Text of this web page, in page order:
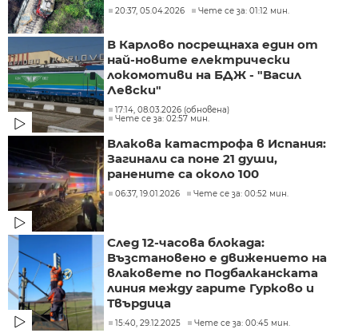
20:37, 05.04.2026 Чете се за: 01:12 мин.
В Карлово посрещнаха един от
най-новите електрически
локомотиви на БДЖ - "Васил
Левски"
17:14, 08.03.2026 (обновена)
Чете се за: 02:57 мин.
Влакова катастрофа в Испания:
Загинали са поне 21 души,
ранените са около 100
06:37, 19.01.2026 Чете се за: 00:52 мин.
След 12-часова блокада:
Възстановено е движението на
влаковете по Подбалканската
линия между гарите Гурково и
Твърдица
15:40, 29.12.2025 Чете се за: 00:45 мин.